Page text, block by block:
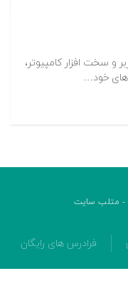
و سخت افزار کامپیوتر،
های خود…
- متلب سایت
فرادرس های رایگان